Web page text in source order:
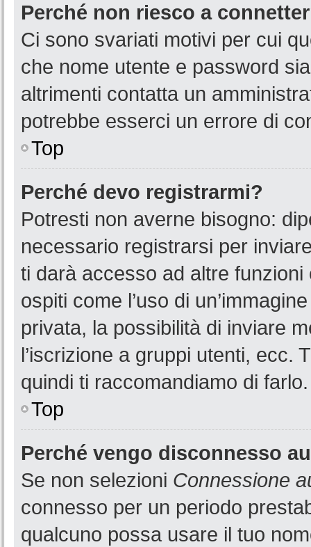
Perché non riesco a
Ci sono svariati motivi per cui
che nome utente e password
altrimenti contatta un
potrebbe esserci un errore di
Top
Perché devo registrarmi?
Potresti non averne bisogno:
necessario registrarsi per
ti darà accesso ad altre
ospiti come l’uso di
privata, la possibilità di inviare
l’iscrizione a gruppi utenti, ecc.
quindi ti raccomandiamo di farlo.
Top
Perché vengo disconnesso
Se non selezioni Connessione
connesso per un periodo
qualcuno possa usare il tuo